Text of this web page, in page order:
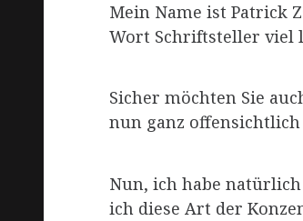
Mein Name ist Patrick
Wort Schriftsteller viel
Sicher möchten Sie
nun ganz
Nun, ich habe
ich diese Art der